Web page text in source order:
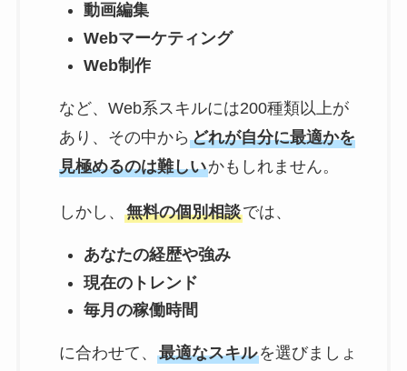
動画編集
Webマーケティング
Web制作
など、Web系スキルには200種類以上が
あり、その中から どれが自分に最適かを
見極めるのは難しいかもしれません。
しかし、 無料の個別相談では、
あなたの経歴や強み
現在のトレンド
毎月の稼働時間
に合わせて、 最適なスキルを選びましょ